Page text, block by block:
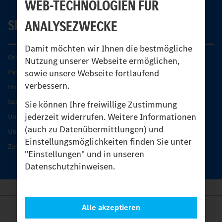
WEB-TECHNOLOGIEN FÜR
ANALYSEZWECKE
Damit möchten wir Ihnen die bestmögliche
Nutzung unserer Webseite ermöglichen,
sowie unsere Webseite fortlaufend
verbessern.
Sie können Ihre freiwillige Zustimmung
jederzeit widerrufen. Weitere Informationen
(auch zu Datenübermittlungen) und
Einstellungsmöglichkeiten finden Sie unter
"Einstellungen" und in unseren
Datenschutzhinweisen.
Alle akzeptieren
SERVICE
Original-Teile
Partner finden
Produkt-Highlights
Schutz und Werterhalt
Unimog Serviceangebot
Unimog Servicetage
Zusatzleistungen
Anbieter